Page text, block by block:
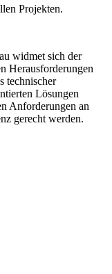
Projekten.
widmet sich der
Herausforderungen
technischer
Lösungen
Anforderungen an
gerecht werden.